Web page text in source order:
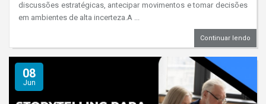
discussões estratégicas, antecipar movimentos e tomar decisões
em ambientes de alta incerteza.A ...
Continuar lendo
08
Jun